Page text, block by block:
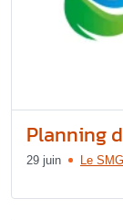
Planning
29 juin Le